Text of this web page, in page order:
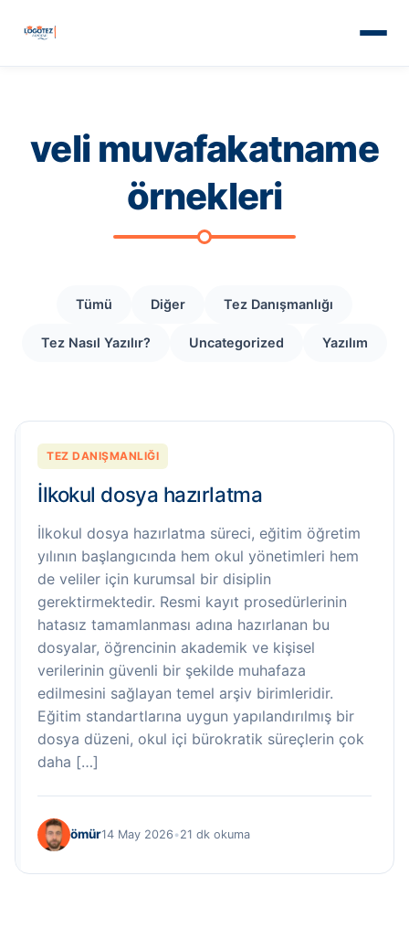
veli muvafakatname
örnekleri
Tümü Diğer Tez Danışmanlığı
Tez Nasıl Yazılır? Uncategorized Yazılım
TEZ DANIŞMANLIĞI
İlkokul dosya hazırlatma
İlkokul dosya hazırlatma süreci, eğitim öğretim
yılının başlangıcında hem okul yönetimleri hem
de veliler için kurumsal bir disiplin
gerektirmektedir. Resmi kayıt prosedürlerinin
hatasız tamamlanması adına hazırlanan bu
dosyalar, öğrencinin akademik ve kişisel
verilerinin güvenli bir şekilde muhafaza
edilmesini sağlayan temel arşiv birimleridir.
Eğitim standartlarına uygun yapılandırılmış bir
dosya düzeni, okul içi bürokratik süreçlerin çok
daha […]
ömür14 May 2026 •21 dk okuma